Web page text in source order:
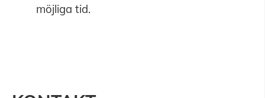
möjliga tid.